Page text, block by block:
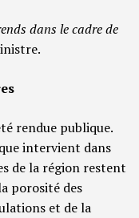
dans le cadre de
rendue publique.
intervient dans
de la région restent
porosité des
et de la